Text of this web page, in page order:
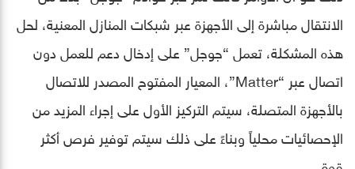
الانتقال مباشرة إلى الأجهزة عبر شبكات المنازل المعنية، لحل
هذه المشكلة، تعمل “جوجل” على إدخال دعم للعمل دون
اتصال عبر “Matter”، المعيار المفتوح المصدر للاتصال
بالأجهزة المتصلة، سيتم التركيز الأول على إجراء المزيد من
الإحصائيات محلياً وبناءً على ذلك سيتم توفير فرص أكثر